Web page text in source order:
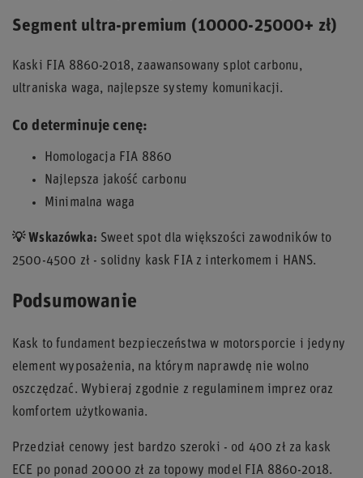
Segment ultra-premium (10000-25000+ zł)
Kaski FIA 8860-2018, zaawansowany splot carbonu,
ultraniska waga, najlepsze systemy komunikacji.
Co determinuje cenę:
Homologacja FIA 8860
Najlepsza jakość carbonu
Minimalna waga
💡 Wskazówka: Sweet spot dla większości zawodników to
2500-4500 zł - solidny kask FIA z interkomem i HANS.
Podsumowanie
Kask to fundament bezpieczeństwa w motorsporcie i jedyny
element wyposażenia, na którym naprawdę nie wolno
oszczędzać. Wybieraj zgodnie z regulaminem imprez oraz
komfortem użytkowania.
Przedział cenowy jest bardzo szeroki - od 400 zł za kask
ECE po ponad 20000 zł za topowy model FIA 8860-2018.